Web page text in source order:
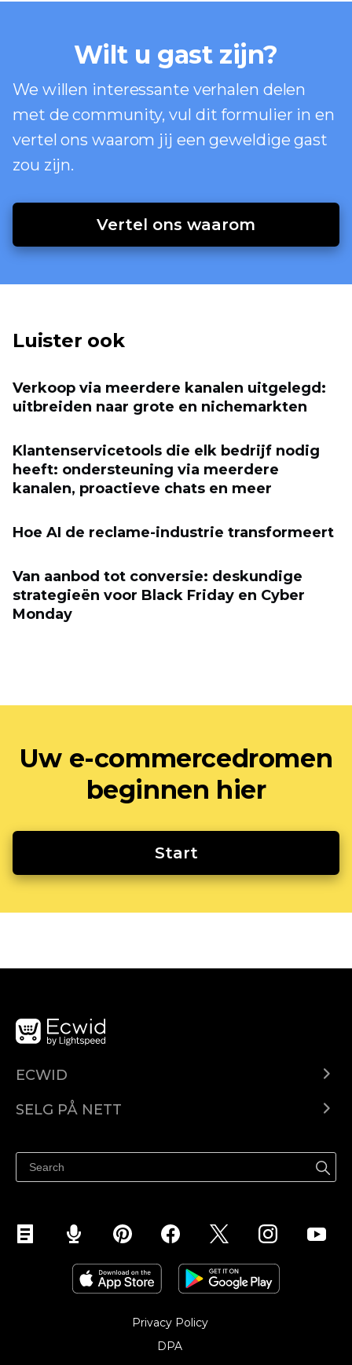
Wilt u gast zijn?
We willen interessante verhalen delen
met de community, vul dit formulier in en
vertel ons waarom jij een geweldige gast
zou zijn.
Vertel ons waarom
Luister ook
Verkoop via meerdere kanalen uitgelegd:
uitbreiden naar grote en nichemarkten
Klantenservicetools die elk bedrijf nodig
heeft: ondersteuning via meerdere
kanalen, proactieve chats en meer
Hoe AI de reclame-industrie transformeert
Van aanbod tot conversie: deskundige
strategieën voor Black Friday en Cyber ​​
Monday
Uw e-commercedromen
beginnen hier
Start
ECWID
Pris
SELG PÅ NETT
Selg på Facebook
Selg på Instagram
Privacy Policy
DPA